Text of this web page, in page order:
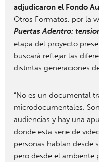
adjudicaron el Fondo
Otros Formatos, por la
Puertas Adentro:
etapa del proyecto
buscará reflejar las
distintas generaciones
“No es un documental
microdocumentales.
audiencias y hay una
donde esta serie de
personas hablan desde
pero desde el ambiente